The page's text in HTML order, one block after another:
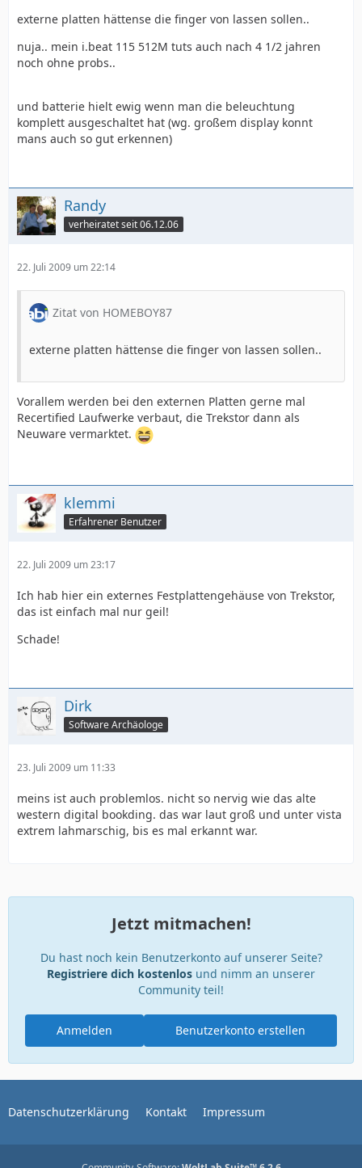
externe platten hättense die finger von lassen sollen..
nuja.. mein i.beat 115 512M tuts auch nach 4 1/2 jahren
noch ohne probs..
und batterie hielt ewig wenn man die beleuchtung
komplett ausgeschaltet hat (wg. großem display konnt
mans auch so gut erkennen)
Randy
verheiratet seit 06.12.06
22. Juli 2009 um 22:14
Zitat von HOMEBOY87
externe platten hättense die finger von lassen sollen..
Vorallem werden bei den externen Platten gerne mal
Recertified Laufwerke verbaut, die Trekstor dann als
Neuware vermarktet.
klemmi
Erfahrener Benutzer
22. Juli 2009 um 23:17
Ich hab hier ein externes Festplattengehäuse von Trekstor,
das ist einfach mal nur geil!
Schade!
Dirk
Software Archäologe
23. Juli 2009 um 11:33
meins ist auch problemlos. nicht so nervig wie das alte
western digital bookding. das war laut groß und unter vista
extrem lahmarschig, bis es mal erkannt war.
Jetzt mitmachen!
Du hast noch kein Benutzerkonto auf unserer Seite?
Registriere dich kostenlos und nimm an unserer
Community teil!
Benutzerkonto erstellen
Anmelden
Datenschutzerklärung Kontakt Impressum